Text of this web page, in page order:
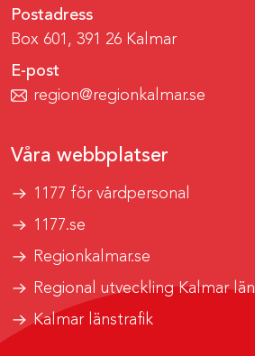
Postadress
Box 601, 391 26 Kalmar
E-post
region@regionkalmar.se
Våra webbplatser
1177 för vårdpersonal
1177.se
Regionkalmar.se
Regional utveckling Kalmar län
Kalmar länstrafik